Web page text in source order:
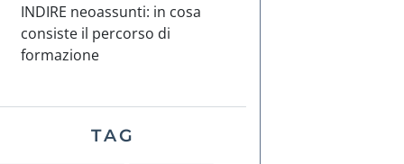
INDIRE neoassunti: in cosa
consiste il percorso di
formazione
TAG